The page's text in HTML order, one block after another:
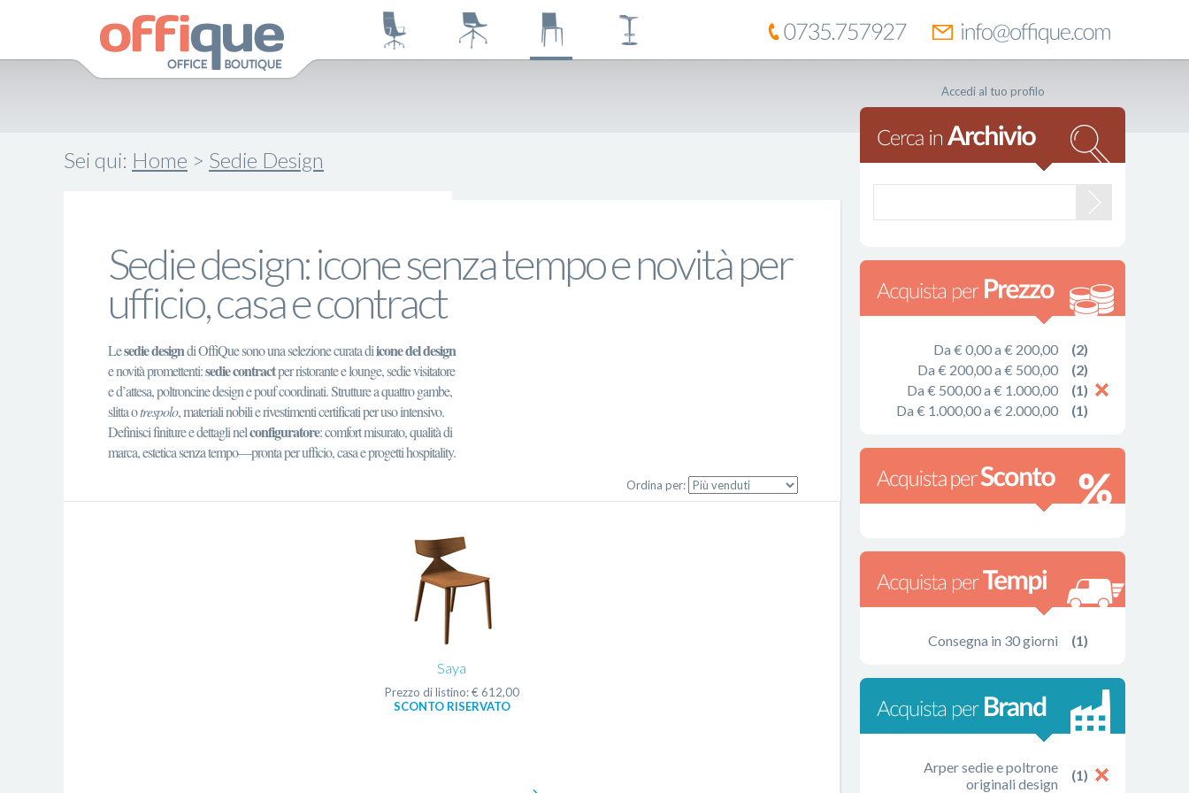
Sei qui: Home > Sedie Design
Sedie design: icone senza tempo e novità per
ufficio, casa e contract
Lesedie designdi OffiQue sono una selezione curata diicone del design
e novità promettenti:sedie contractper ristorante e lounge, sedie visitatore
e d’attesa, poltroncine design e pouf coordinati. Strutture a quattro gambe,
slitta otrespolo, materiali nobili e rivestimenti certificati per uso intensivo.
Definisci finiture e dettagli nelconfiguratore: comfort misurato, qualità di
marca, estetica senza tempo—pronta per ufficio, casa e progetti hospitality.
Ordina per:
Saya
Prezzo di listino: € 612,00
SCONTO RISERVATO
Accedi al tuo profilo
Da € 0,00 a € 200,00
(2)
Da € 200,00 a € 500,00
(2)
Da € 500,00 a € 1.000,00
(1)
Da € 1.000,00 a € 2.000,00
(1)
Consegna in 30 giorni (1)
Arper sedie e poltrone
originali design
(1)